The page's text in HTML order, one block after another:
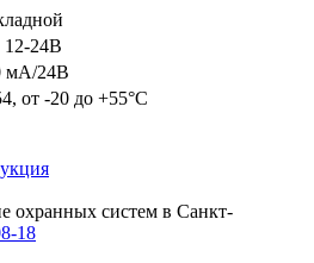
12-24В
мА/24В
от -20 до +55°С
охранных систем в Санкт-
18